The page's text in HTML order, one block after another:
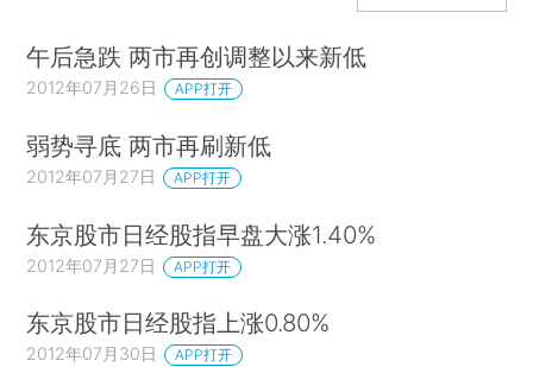
午后急跌 两市再创调整以来新低
2012年07月26日 APP打开
弱势寻底 两市再刷新低
2012年07月27日 APP打开
东京股市日经股指早盘大涨1.40%
2012年07月27日 APP打开
东京股市日经股指上涨0.80%
2012年07月30日 APP打开